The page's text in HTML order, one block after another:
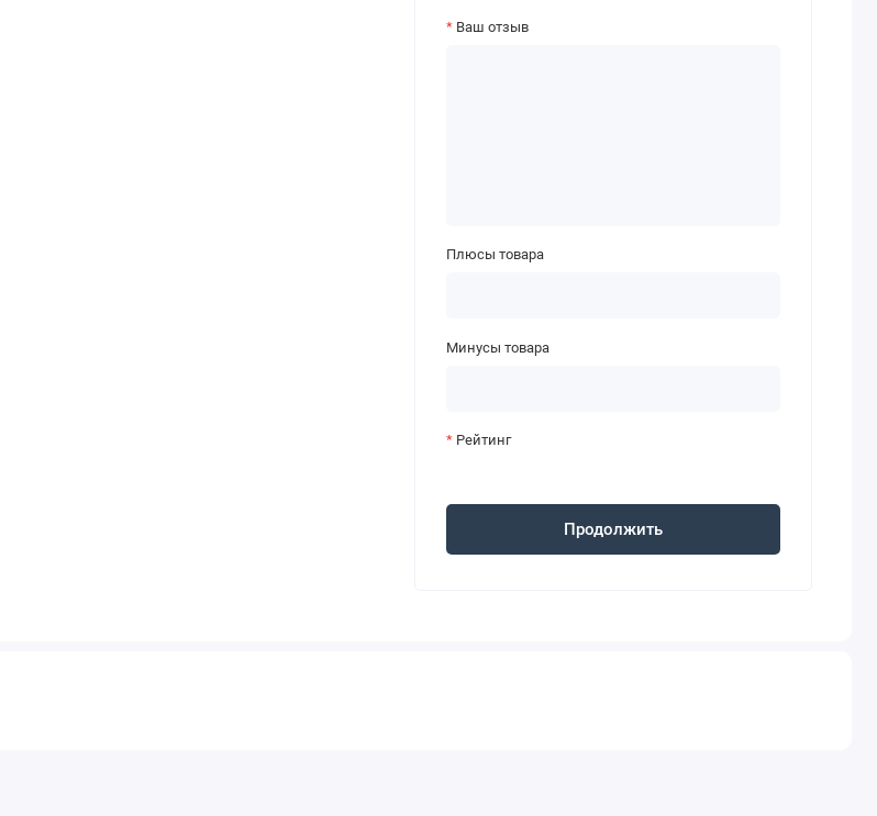
Ваш отзыв
Плюсы товара
Минусы товара
Рейтинг
Продолжить